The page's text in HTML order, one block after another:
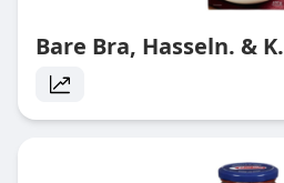
Bare Bra, Hasseln. & K.